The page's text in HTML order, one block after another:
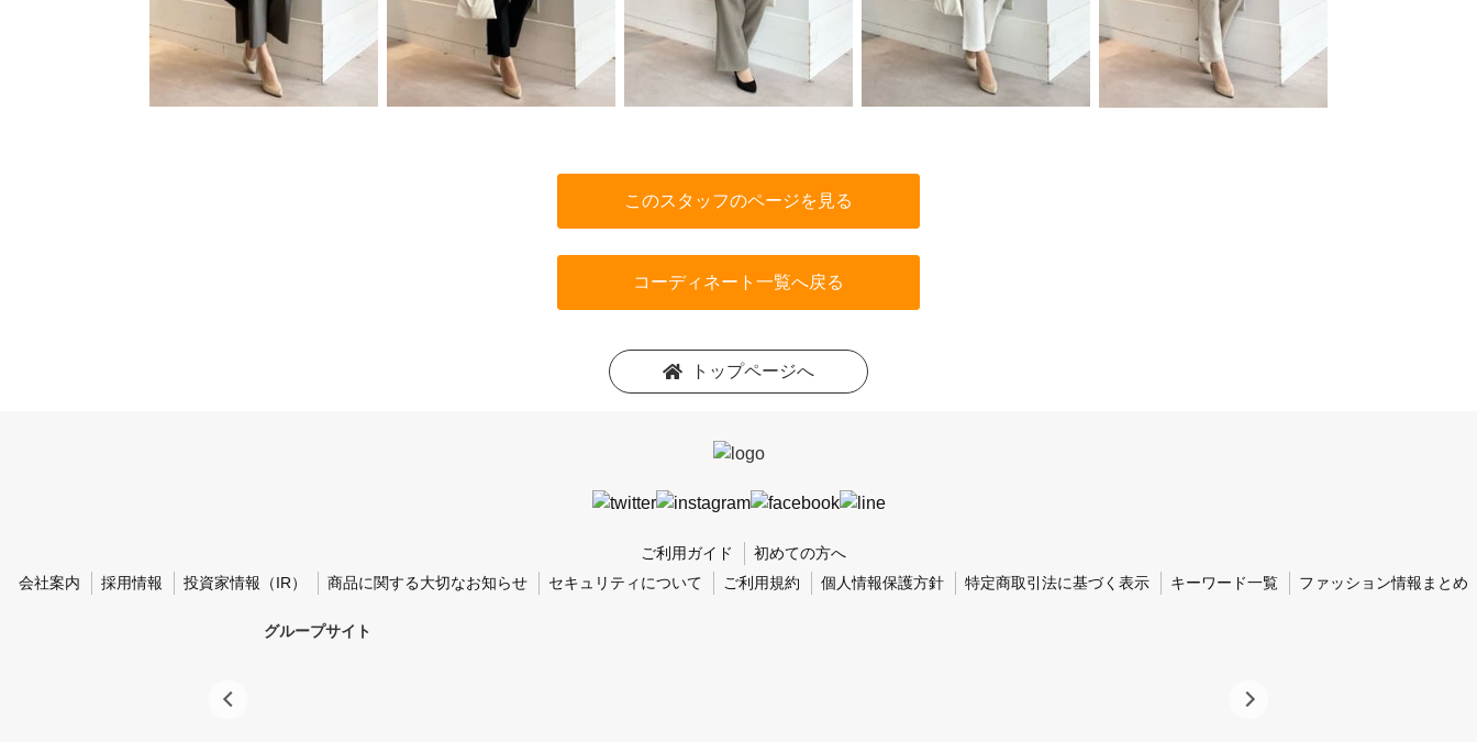
このスタッフのページを見る
コーディネート一覧へ戻る
トップページへ
ご利用ガイド
初めての方へ
会社案内
採用情報 投資家情報（IR） 商品に関する大切なお知らせ セキュリティについて ご利用規約 個人情報保護方針 特定商取引法に基づく表示 キーワード一覧 ファッション情報まとめ
グループサイト